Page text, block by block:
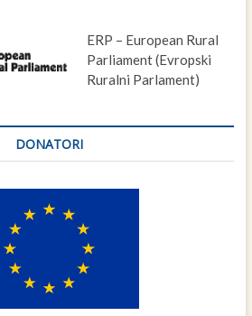
ERP – European Rural
Parliament (Evropski
Ruralni Parlament)
DONATORI